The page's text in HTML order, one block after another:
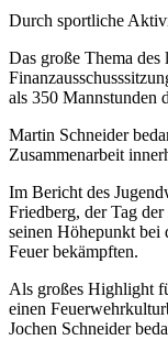
Durch sportliche
Das große Thema des
als 350 Mannstunden
Martin Schneider
Zusammenarbeit
Im Bericht des
Friedberg, der Tag
seinen Höhepunkt bei
Feuer bekämpften.
Als großes Highlight
einen
Jochen Schneider